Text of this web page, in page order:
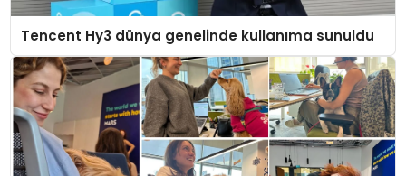
Tencent Hy3 dünya genelinde kullanıma sunuldu